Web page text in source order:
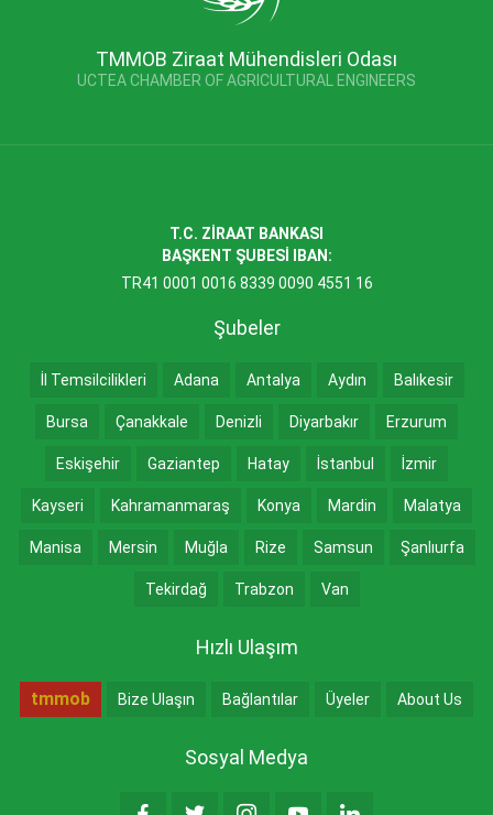
TMMOB Ziraat Mühendisleri Odası
UCTEA CHAMBER OF AGRICULTURAL ENGINEERS
T.C. ZİRAAT BANKASI
BAŞKENT ŞUBESİ IBAN:
TR41 0001 0016 8339 0090 4551 16
Şubeler
İl Temsilcilikleri Adana Antalya Aydın Balıkesir
Bursa Çanakkale Denizli Diyarbakır Erzurum
Eskişehir Gaziantep Hatay İstanbul İzmir
Kayseri Kahramanmaraş Konya Mardin Malatya
Manisa Mersin Muğla Rize Samsun Şanlıurfa
Tekirdağ Trabzon Van
Hızlı Ulaşım
tmmob Bize Ulaşın Bağlantılar Üyeler About Us
Sosyal Medya